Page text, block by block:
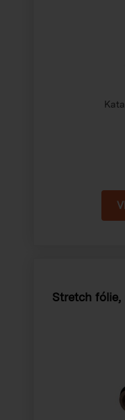
Stretch fólie,